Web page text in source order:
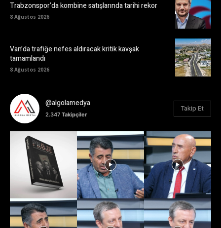
Trabzonspor’da kombine satışlarında tarihi rekor
8 Ağustos 2026
Van’da trafiğe nefes aldıracak kritik kavşak
tamamlandı
8 Ağustos 2026
@algolamedya
2.347 Takipçiler
Takip Et